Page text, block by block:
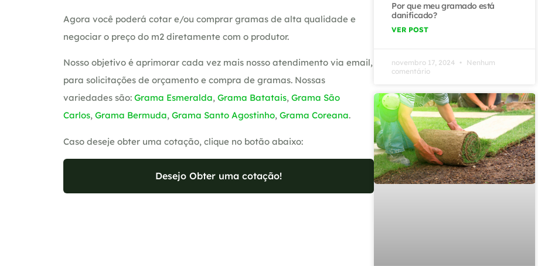
Agora você poderá cotar e/ou comprar gramas de alta qualidade e
negociar o preço do m2 diretamente com o produtor.
Nosso objetivo é aprimorar cada vez mais nosso atendimento via email,
para solicitações de orçamento e compra de gramas. Nossas
variedades são: Grama Esmeralda, Grama Batatais, Grama São
Carlos, Grama Bermuda, Grama Santo Agostinho, Grama Coreana.
Caso deseje obter uma cotação, clique no botão abaixo:
Desejo Obter uma cotação!
Por que meu gramado está
danificado?
VER POST
novembro 17, 2024
Nenhum
comentário